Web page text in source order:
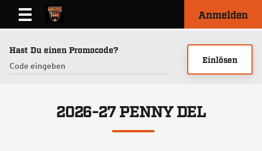
Anmelden
Hast Du einen Promocode?
Einlösen
2026-27 PENNY DEL